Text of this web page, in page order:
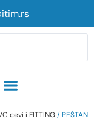
cevi i FITTING/ PEŠTAN